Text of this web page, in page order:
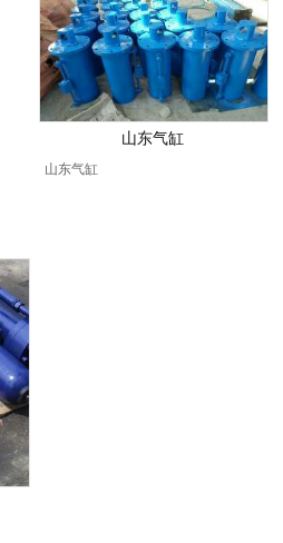
山东气缸
山东气缸